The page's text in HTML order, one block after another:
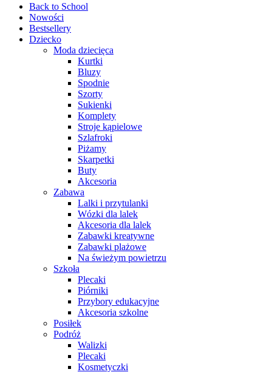
Back to School
Nowości
Bestsellery
Dziecko
Moda dziecięca
Kurtki
Bluzy
Spodnie
Szorty
Sukienki
Komplety
Stroje kąpielowe
Szlafroki
Piżamy
Skarpetki
Buty
Akcesoria
Zabawa
Lalki i przytulanki
Wózki dla lalek
Akcesoria dla lalek
Zabawki kreatywne
Zabawki plażowe
Na świeżym powietrzu
Szkoła
Plecaki
Piórniki
Przybory edukacyjne
Akcesoria szkolne
Posiłek
Podróż
Walizki
Plecaki
Kosmetyczki